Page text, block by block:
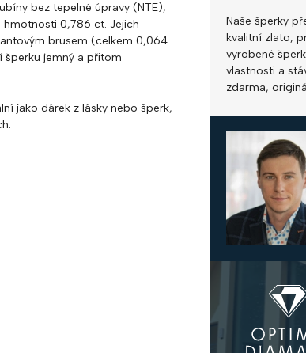
bez tepelné úpravy (NTE),
0,786 ct. Jejich
brusem (celkem 0,064
šperku jemný a přitom
jako dárek z lásky nebo šperk,
Naše šperky
kvalitní zlato,
vyrobené
vlastnosti a
zdarma,